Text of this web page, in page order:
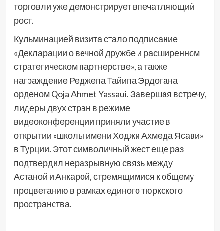
торговли уже демонстрирует впечатляющий
рост.
Кульминацией визита стало подписание
«Декларации о вечной дружбе и расширенном
стратегическом партнерстве», а также
награждение Реджепа Тайипа Эрдогана
орденом Qoja Ahmet Yassaui. Завершая встречу,
лидеры двух стран в режиме
видеоконференции приняли участие в
открытии «школы имени Ходжи Ахмеда Ясави»
в Турции. Этот символичный жест еще раз
подтвердил неразрывную связь между
Астаной и Анкарой, стремящимися к общему
процветанию в рамках единого тюркского
пространства.